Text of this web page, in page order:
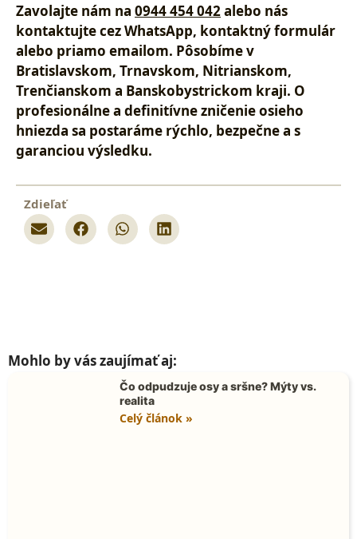
Zavolajte nám na 0944 454 042alebo nás
kontaktujte cez WhatsApp, kontaktný formulár
alebo priamo emailom. Pôsobíme v
Bratislavskom, Trnavskom, Nitrianskom,
Trenčianskom a Banskobystrickom kraji. O
profesionálne a definitívne zničenie osieho
hniezda sa postaráme rýchlo, bezpečne a s
garanciou výsledku.
Zdieľať
Mohlo by vás zaujímať aj:
Čo odpudzuje osy a sršne? Mýty vs.
realita
Celý článok »